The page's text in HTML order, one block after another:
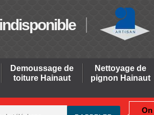
indisponible
Demoussage de
toiture Hainaut
Nettoyage de
pignon Hainaut
On